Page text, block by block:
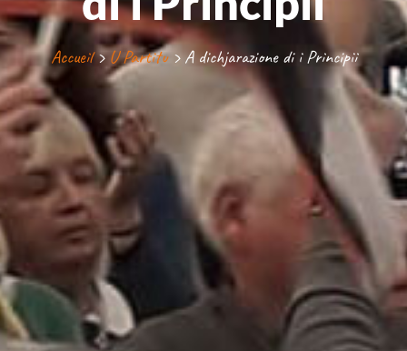
Accueil›U Partitu›A dichjarazione di i Principii